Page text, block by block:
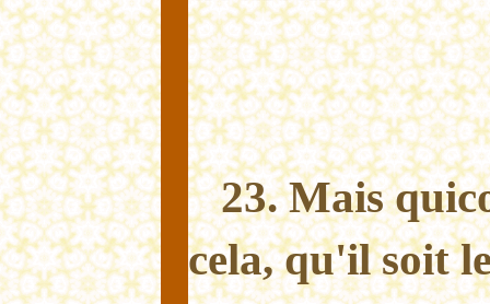
23. Mais
cela, qu'il soit